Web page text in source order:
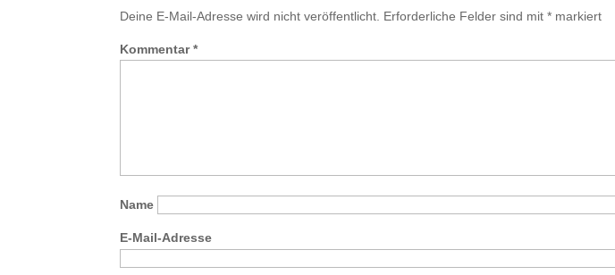
Deine E-Mail-Adresse wird nicht veröffentlicht. Erforderliche Felder sind mit* markiert
Kommentar*
Name
E-Mail-Adresse